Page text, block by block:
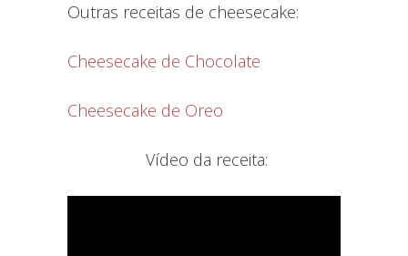
Outras receitas de cheesecake:
Cheesecake de Chocolate
Cheesecake de Oreo
Vídeo da receita: